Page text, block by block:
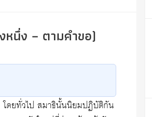
หนึ่ง – ตามคำขอ)
ดยทั่วไป สมาธินั้นนิยมปฏิบัติกัน